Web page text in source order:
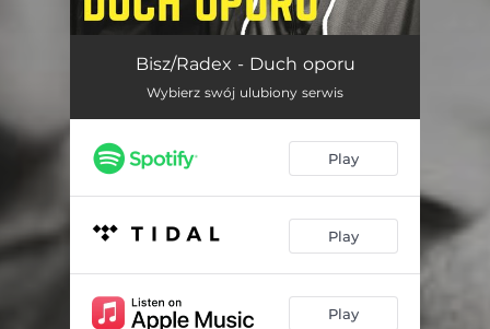
Duch oporu
Białe batuty
Światło wody 02:55
Kość
Zysk albo śmierć 03:20
Margines 03:09
Bisz/Radex - Duch oporu
Wybierz swój ulubiony serwis
Play
Play
Play